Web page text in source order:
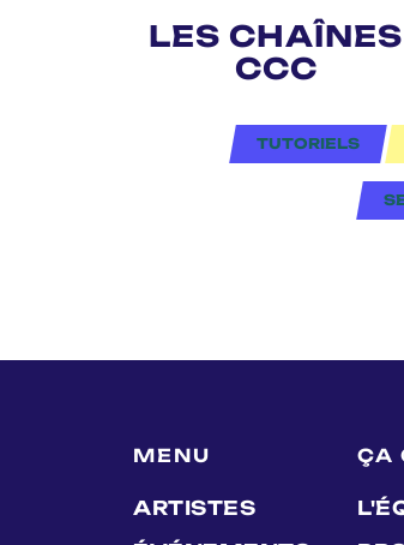
LES CHAÎNES
CCC
TUTORIELS
MENU
ARTISTES
ÇA